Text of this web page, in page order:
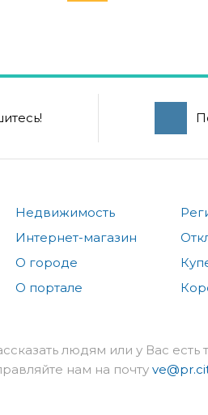
Недвижимость
Интернет-магазин
О городе
О портале
людям или у Вас есть
нам на почту